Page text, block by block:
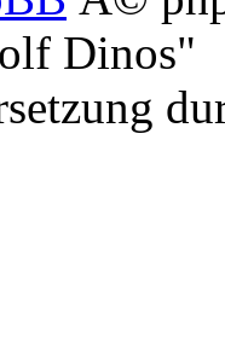
Dinos"